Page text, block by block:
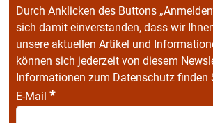
Durch Anklicken des Buttons
sich damit einverstanden, dass wir
unsere aktuellen Artikel und
können sich jederzeit von diesem
Informationen zum Datenschutz finden
E-Mail *